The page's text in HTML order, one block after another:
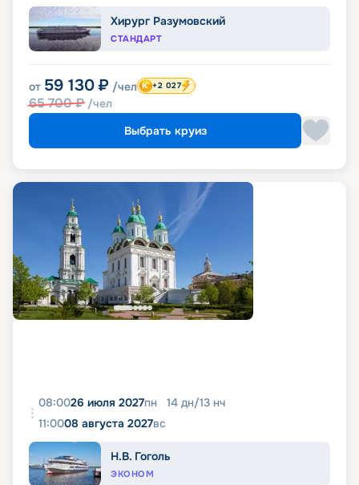
Хирург Разумовский
СТАНДАРТ
от 59 130 ₽ /чел
65 700₽ /чел
+2 027
Выбрать круиз
08:0026 июля 2027пн 14 дн/13 нч
11:0008 августа 2027вс
Н.В. Гоголь
ЭКОНОМ